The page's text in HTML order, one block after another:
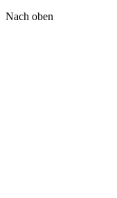
Nach oben